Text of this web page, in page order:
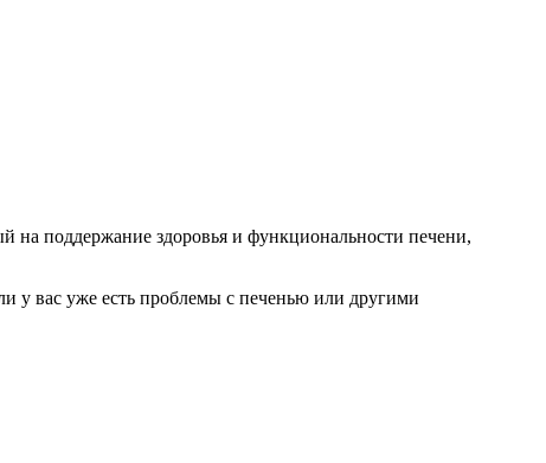
поддержание здоровья и функциональности печени,
у вас уже есть проблемы с печенью или другими